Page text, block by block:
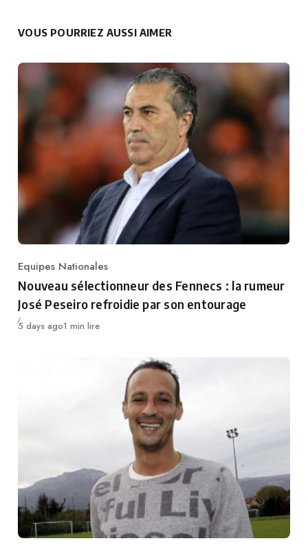
VOUS POURRIEZ AUSSI AIMER
Category
Equipes Nationales
Nouveau sélectionneur des Fennecs : la rumeur
José Peseiro refroidie par son entourage
Publié
5 days ago1 min lire